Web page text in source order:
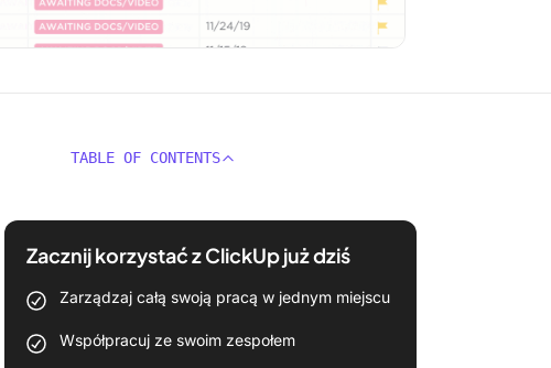
TABLE OF CONTENTS
Zacznij korzystać z ClickUp już dziś
Zarządzaj całą swoją pracą w jednym miejscu
Współpracuj ze swoim zespołem